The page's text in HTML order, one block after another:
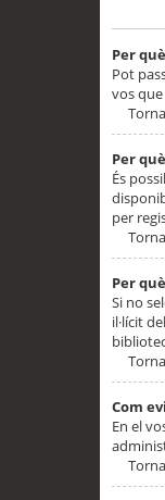
Per
Pot
vos
Per
És
per
Per
Si no
il·lícit
Com
En el